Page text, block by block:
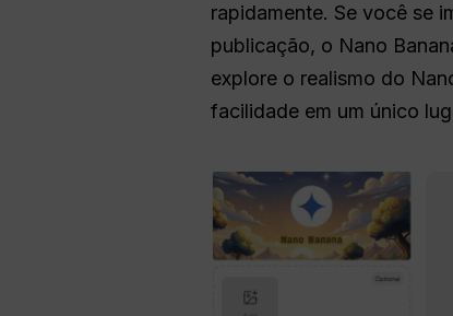
rapidamente. Se você se
publicação, o Nano
explore o realismo do
facilidade em um único